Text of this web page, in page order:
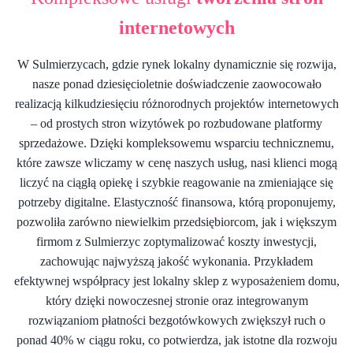
internetowych
W Sulmierzycach, gdzie rynek lokalny dynamicznie się rozwija,
nasze ponad dziesięcioletnie doświadczenie zaowocowało
realizacją kilkudziesięciu różnorodnych projektów internetowych
– od prostych stron wizytówek po rozbudowane platformy
sprzedażowe. Dzięki kompleksowemu wsparciu technicznemu,
które zawsze wliczamy w cenę naszych usług, nasi klienci mogą
liczyć na ciągłą opiekę i szybkie reagowanie na zmieniające się
potrzeby digitalne. Elastyczność finansowa, którą proponujemy,
pozwoliła zarówno niewielkim przedsiębiorcom, jak i większym
firmom z Sulmierzyc zoptymalizować koszty inwestycji,
zachowując najwyższą jakość wykonania. Przykładem
efektywnej współpracy jest lokalny sklep z wyposażeniem domu,
który dzięki nowoczesnej stronie oraz integrowanym
rozwiązaniom płatności bezgotówkowych zwiększył ruch o
ponad 40% w ciągu roku, co potwierdza, jak istotne dla rozwoju